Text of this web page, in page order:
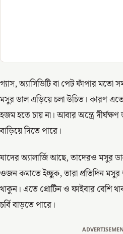
গ্যাস, অ্যাসিডিটি বা পেট ফাঁপার মতো
মসুর ডাল এড়িয়ে চলা উচিত। কারণ
হজম হতে চায় না। আবার অন্ত্রে
বাড়িয়ে দিতে পারে।
যাদের অ্যালার্জি আছে, তাদেরও মসুর
ওজন কমাতে ইচ্ছুক, তারা প্রতিদিন
থাকুন। এতে প্রোটিন ও ফাইবার বেশি
চর্বি বাড়তে পারে।